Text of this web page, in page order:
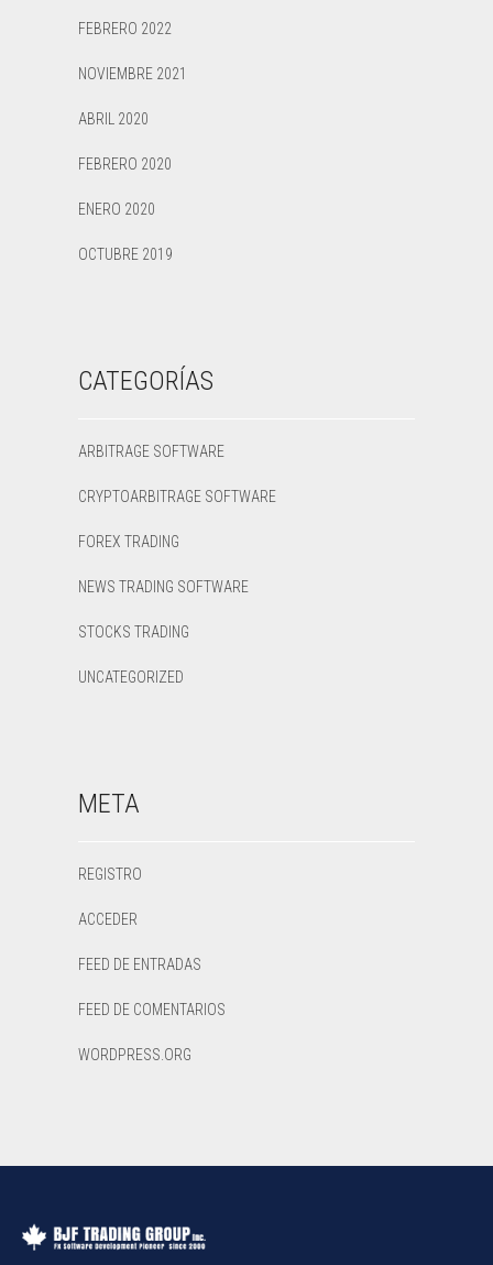
FEBRERO 2022
NOVIEMBRE 2021
ABRIL 2020
FEBRERO 2020
ENERO 2020
OCTUBRE 2019
CATEGORÍAS
ARBITRAGE SOFTWARE
CRYPTOARBITRAGE SOFTWARE
FOREX TRADING
NEWS TRADING SOFTWARE
STOCKS TRADING
UNCATEGORIZED
META
REGISTRO
ACCEDER
FEED DE ENTRADAS
FEED DE COMENTARIOS
WORDPRESS.ORG